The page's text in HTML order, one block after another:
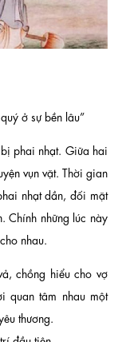
ở sự bền lâu”
phai nhạt. Giữa hai
vụn vặt. Thời gian
nhạt dần, đối mặt
Chính những lúc này
nhau.
chồng hiểu cho vợ
quan tâm nhau một
thương.